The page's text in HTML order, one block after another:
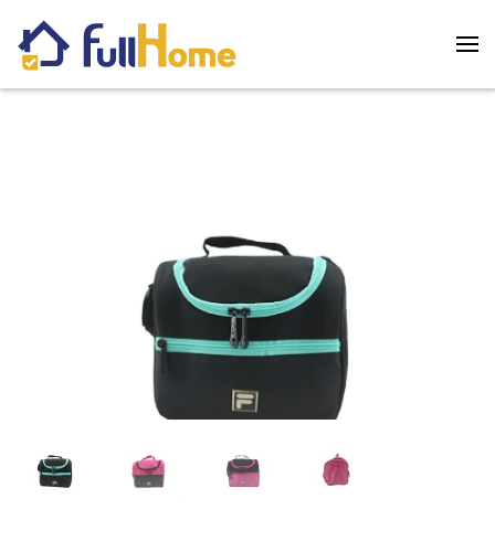
Skip to main content